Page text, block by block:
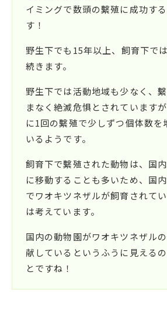
イミングで数頭の繫殖に成功す
す！
野生下でも15年以上、飼育下で
続きます。
野生下では活動地域も少なく、
まなく絶滅危惧とされています
に1回の繫殖で少しずつ個体数を
いるようです。
飼育下で繫殖された動物は、国
に移動することも多いため、国
でワオキツネザルが飼育されて
は考えています。
国内の動物園がワオキツネザル
献しているというふうに見える
とですね！